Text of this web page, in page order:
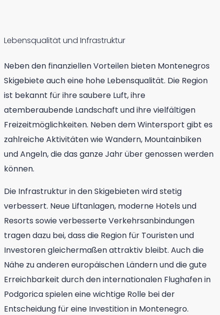
Lebensqualität und Infrastruktur
Neben den finanziellen Vorteilen bieten Montenegros
Skigebiete auch eine hohe Lebensqualität. Die Region
ist bekannt für ihre saubere Luft, ihre
atemberaubende Landschaft und ihre vielfältigen
Freizeitmöglichkeiten. Neben dem Wintersport gibt es
zahlreiche Aktivitäten wie Wandern, Mountainbiken
und Angeln, die das ganze Jahr über genossen werden
können.
Die Infrastruktur in den Skigebieten wird stetig
verbessert. Neue Liftanlagen, moderne Hotels und
Resorts sowie verbesserte Verkehrsanbindungen
tragen dazu bei, dass die Region für Touristen und
Investoren gleichermaßen attraktiv bleibt. Auch die
Nähe zu anderen europäischen Ländern und die gute
Erreichbarkeit durch den internationalen Flughafen in
Podgorica spielen eine wichtige Rolle bei der
Entscheidung für eine Investition in Montenegro.